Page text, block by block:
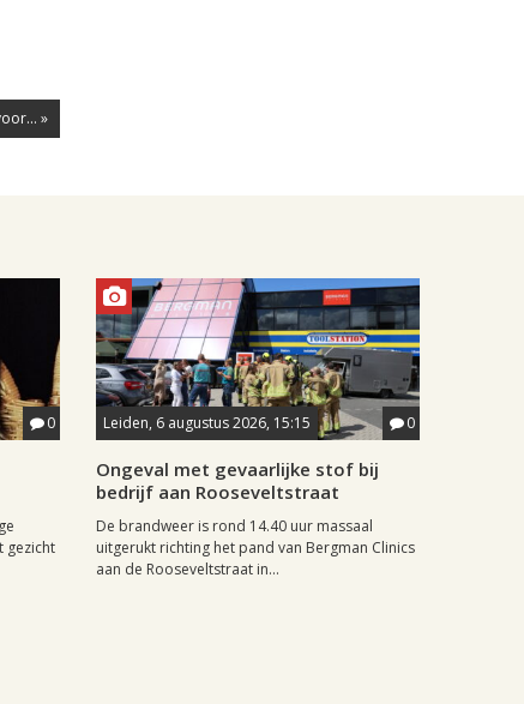
»
0
gezicht
Leiden, 6 augustus 2026, 15:15 0
Ongeval met gevaarlijke stof bij
bedrijf aan Rooseveltstraat
De brandweer is rond 14.40 uur massaal
uitgerukt richting het pand van Bergman Clinics
aan de Rooseveltstraat in...